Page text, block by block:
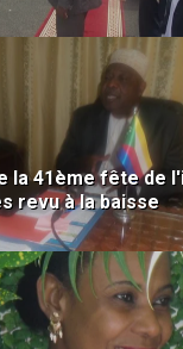
la 41ème fête de
revu à la baisse